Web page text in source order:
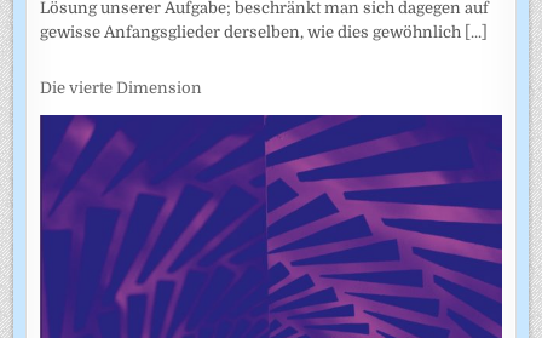
Lösung unserer Aufgabe; beschränkt man sich dagegen auf
gewisse Anfangsglieder derselben, wie dies gewöhnlich [...]
Die vierte Dimension